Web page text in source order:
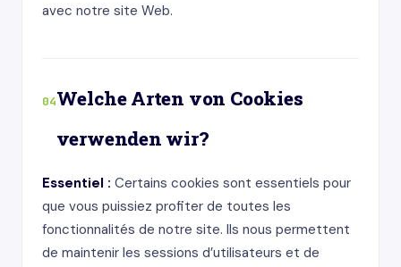
avec notre site Web.
04Welche Arten von Cookies
verwenden wir?
Essentiel : Certains cookies sont essentiels pour
que vous puissiez profiter de toutes les
fonctionnalités de notre site. Ils nous permettent
de maintenir les sessions d’utilisateurs et de